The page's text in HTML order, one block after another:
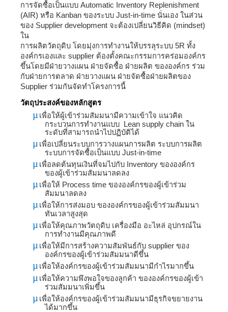
การจัดซื้อเป็นแบบ Automatic Inventory Replenishment
(AIR) หรือ Kanban ของระบบ Just-in-time นั่นเอง ในส่วน
ของ Supplier development จะต้องเปลี่ยนวิธีคิด (mindset)
ใน
การผลิตวัตถุดิบ โดยมุ่งการทำงานให้บรรลุระบบ 5R ทั้ง
องค์กรเองและ supplier ต้องตั้งคณะกรรมการคร่อมองค์กร
ขึ้นโดยมีฝ่ายวางแผน ฝ่ายจัดซื้อ ฝ่ายผลิต ขององค์กร ร่วม
กับฝ่ายการตลาด ฝ่ายวางแผน ฝ่ายจัดซื้อฝ่ายผลิตของ
Supplier ร่วมกันจัดทำโครงการนี้
วัตถุประสงค์ของหลักสูตร
µ เพื่อให้ผู้เข้าร่วมสัมมนามีความเข้าใจ แนวคิด
กระบวนการทำงานแบบ
Lean supply chain ใน
ระดับที่สามารถนำไปปฏิบัติได้
µ เพื่อเปลี่ยนระบบการวางแผนการผลิต ระบบการผลิต
ระบบการจัดซื้อเป็นแบบ Just-in-time
µ เพื่อลดต้นทุนเงินที่จมไปกับ Inventory ขององค์กร
ของผู้เข้าร่วมสัมมนาลดลง
µ เพื่อให้ Process time ขององค์กรของผู้เข้าร่วม
สัมมนาลดลง
µ เพื่อให้การส่งมอบ ขององค์กรของผู้เข้าร่วมสัมมนา
ทันเวลาสูงสุด
µ เพื่อให้คุณภาพวัตถุดิบ เครื่องมือ อะไหล่ อุปกรณ์ใน
การทำงานมีคุณภาพดี
µ เพื่อให้มีการสร้างความสัมพันธ์กับ supplier ของ
องค์กรของผู้เข้าร่วมสัมมนาดีขึ้น
µ เพื่อให้องค์กรของผู้เข้าร่วมสัมมนามีกำไรมากขึ้น
µ เพื่อให้ความพึงพอใจของลูกค้า ขององค์กรของผู้เข้า
ร่วมสัมมนาเพิ่มขึ้น
µ เพื่อให้องค์กรของผู้เข้าร่วมสัมมนามีธุรกิจขยายงาน
ได้มากขึ้น